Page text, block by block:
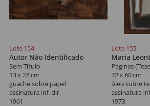
Lote 154
Autor Não Identificado
Sem Título
13 x 22 cm
guache sobre papel
assinatura inf. dir.
1961
Lote 155
Maria
Páginas
72 x 60 cm
óleo sobre
assinatura
1973